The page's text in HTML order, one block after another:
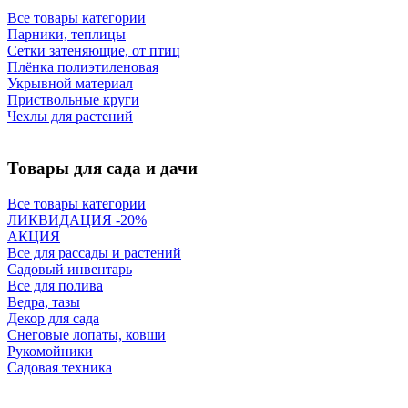
Все товары категории
Парники, теплицы
Сетки затеняющие, от птиц
Плёнка полиэтиленовая
Укрывной материал
Приствольные круги
Чехлы для растений
Товары для сада и дачи
Все товары категории
ЛИКВИДАЦИЯ -20%
АКЦИЯ
Все для рассады и растений
Садовый инвентарь
Все для полива
Ведра, тазы
Декор для сада
Снеговые лопаты, ковши
Рукомойники
Садовая техника